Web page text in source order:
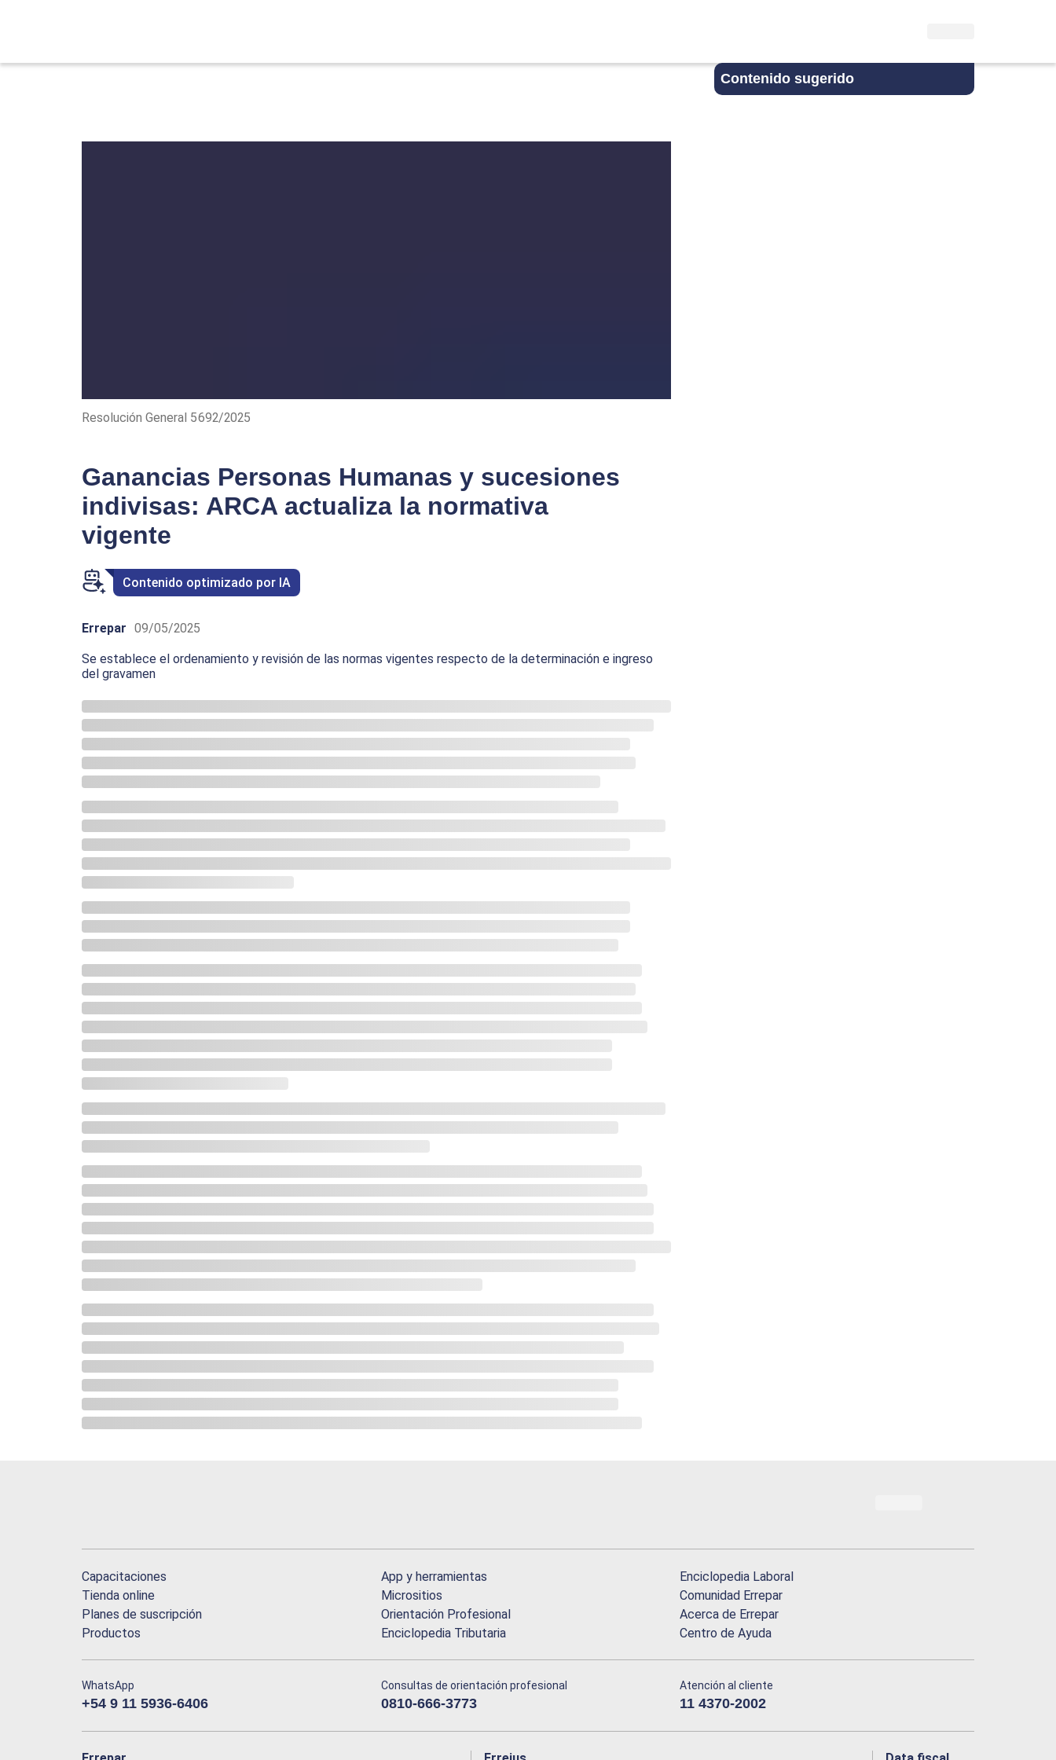
Contenido sugerido
Resolución General 5692/2025
Ganancias Personas Humanas y sucesiones
indivisas: ARCA actualiza la normativa
vigente
Contenido optimizado por IA
Errepar 09/05/2025
Se establece el ordenamiento y revisión de las normas vigentes respecto de la determinación e ingreso
del gravamen
Capacitaciones
Tienda online
Planes de suscripción
Productos
App y herramientas
Micrositios
Orientación Profesional
Enciclopedia Tributaria
Enciclopedia Laboral
Comunidad Errepar
Acerca de Errepar
Centro de Ayuda
WhatsApp
+54 9 11 5936-6406
Consultas de orientación profesional
0810-666-3773
Atención al cliente
11 4370-2002